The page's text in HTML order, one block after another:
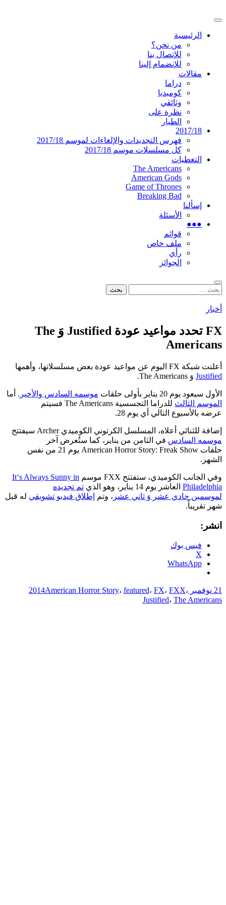
إلى
دليل التلفزيون العربي
موقع عربي متخصص في أخبار ومقالات حول
المسلسلات الأجنبية
القائمة
الرئيسيةالرئيسية
من نحن؟
للإتصال بنا
للإنضمام إلينا
مقالات
دراما
كوميديا
وثائقي
نظرة على
الطيار
2017/18
فهرس التجديدات والإلغاءات لموسم 2017/18
كل مسلسلات موسم 2017/18
التغطيات
The Americans
American Gods
Game of Thrones
Breaking Bad
إسألنا
الأسئلة
●●●
قوائم
ملف خاص
رأي
الجوائز
بحث
البحث
أخبار
FX تحدد مواعيد عودة Justified وَ The
Americans
أعلنت شبكة FX اليوم عن مواعيد عودة بعض مسلسلاتها، وأهمها
Justified وَ The Americans.
الأول سيعود يوم 20 يناير بأولى حلقات موسمه السادس والأخير . أما
الموسم الثالث
للدراما التجسسية The Americans فسيتم
عرضه بالأسبوع التالي أي يوم 28.
إضافة للثنائي أعلاه، المسلسل الكرتوني الكوميدي Archer سيفتتح
موسمه السادس في الثامن من يناير، كما ستُعرض آخر
حلقات American Horror Story: Freak Show يوم 21 من نفس
الشهر.
وفي الجانب الكوميدي، ستفتتح FXX موسم
It‘s Always Sunny in
Philadelphia العاشر يوم 14 يناير، وهو الذي
تم تجديده
لموسمين حادي عشر وَ ثاني عشر ، وتم إطلاق فيديو تشويقي له قبل
شهر تقريباً.
انشر:
فيس بوك
X
WhatsApp
21 نوفمبر 2014 American Horror Story، featured، FX، FXX،
Justified، The Americans